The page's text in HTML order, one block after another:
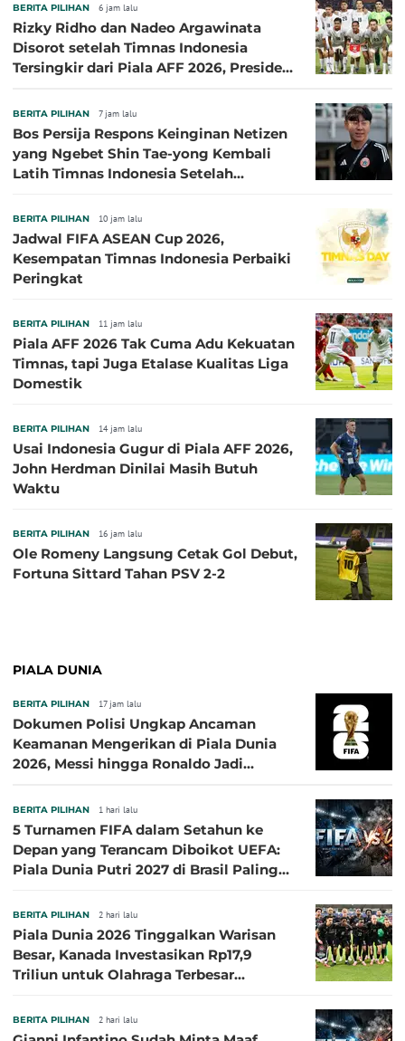
BERITA PILIHAN 6 jam lalu
Rizky Ridho dan Nadeo Argawinata
Disorot setelah Timnas Indonesia
Tersingkir dari Piala AFF 2026, Presiden
BERITA PILIHAN 7 jam lalu
Bos Persija Respons Keinginan Netizen
yang Ngebet Shin Tae-yong Kembali
Latih Timnas Indonesia Setelah
BERITA PILIHAN 10 jam lalu
Jadwal FIFA ASEAN Cup 2026,
Kesempatan Timnas Indonesia Perbaiki
Peringkat
BERITA PILIHAN 11 jam lalu
Piala AFF 2026 Tak Cuma Adu Kekuatan
Timnas, tapi Juga Etalase Kualitas Liga
Domestik
BERITA PILIHAN 14 jam lalu
Usai Indonesia Gugur di Piala AFF 2026,
John Herdman Dinilai Masih Butuh
Waktu
BERITA PILIHAN 16 jam lalu
Ole Romeny Langsung Cetak Gol Debut,
Fortuna Sittard Tahan PSV 2-2
PIALA DUNIA
BERITA PILIHAN 17 jam lalu
Dokumen Polisi Ungkap Ancaman
Keamanan Mengerikan di Piala Dunia
2026, Messi hingga Ronaldo Jadi
BERITA PILIHAN 1 hari lalu
5 Turnamen FIFA dalam Setahun ke
Depan yang Terancam Diboikot UEFA:
Piala Dunia Putri 2027 di Brasil Paling
BERITA PILIHAN 2 hari lalu
Piala Dunia 2026 Tinggalkan Warisan
Besar, Kanada Investasikan Rp17,9
Triliun untuk Olahraga Terbesar
BERITA PILIHAN 2 hari lalu